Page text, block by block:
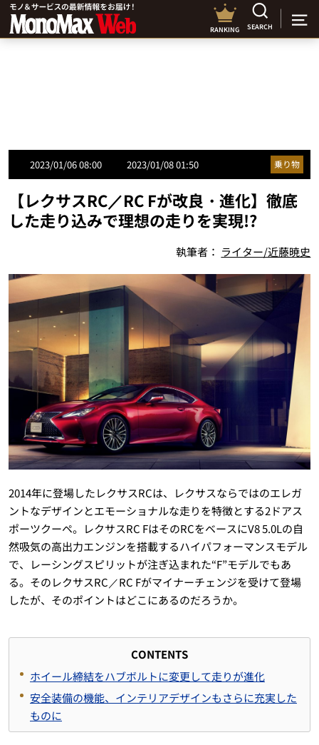
RANKING SEARCH
2023/01/06 08:00 2023/01/08 01:50 乗り物
【レクサスRC／RC Fが改良・進化】徹底
した走り込みで理想の走りを実現!?
執筆者： ライター/近藤暁史
2014年に登場したレクサスRCは、レクサスならではのエレガ
ントなデザインとエモーショナルな走りを特徴とする2ドアス
ポーツクーペ。レクサスRC FはそのRCをベースにV8 5.0Lの自
然吸気の高出力エンジンを搭載するハイパフォーマンスモデル
で、レーシングスピリットが注ぎ込まれた“F”モデルでもあ
る。そのレクサスRC／RC Fがマイナーチェンジを受けて登場
したが、そのポイントはどこにあるのだろうか。
CONTENTS
ホイール締結をハブボルトに変更して走りが進化
安全装備の機能、インテリアデザインもさらに充実した
ものに